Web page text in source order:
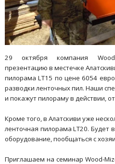
29 октября компания
презентацию в местечке
пилорама LT15 по цене 6054
разводки ленточных пил. Наши
и покажут пилораму в действии,
Кроме того, в Алатскиви уже
ленточная пилорама LT20. Будет
оборудование, пообщаться с
Приглашаем на семинар Wood-